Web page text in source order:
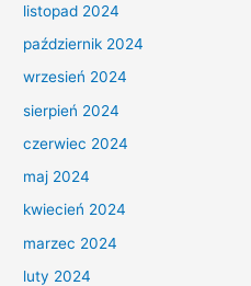
listopad 2024
październik 2024
wrzesień 2024
sierpień 2024
czerwiec 2024
maj 2024
kwiecień 2024
marzec 2024
luty 2024